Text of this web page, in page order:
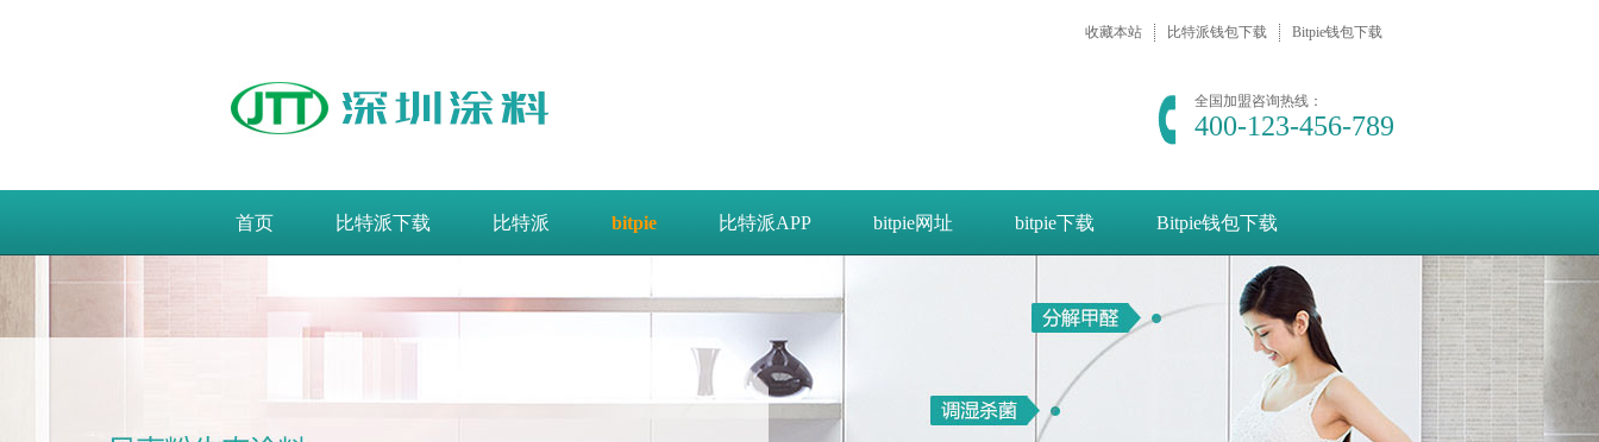
收藏本站 比特派钱包下载 Bitpie钱包下载
全国加盟咨询热线：
400-123-456-789
首页 比特派下载 比特派 bitpie 比特派APP bitpie网址 bitpie下载 Bitpie钱包下载